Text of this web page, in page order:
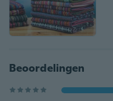
Beoordelingen